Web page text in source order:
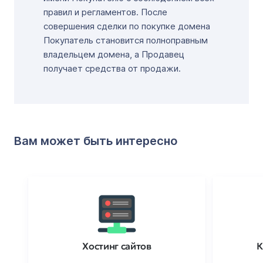
правил и регламентов. После
совершения сделки по покупке домена
Покупатель становится полноправным
владельцем домена, а Продавец
получает средства от продажи.
Вам может быть интересно
Хостинг сайтов